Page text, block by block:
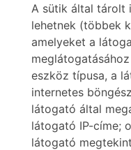
A sütik által tárolt
lehetnek (többek
amelyeket a
eszköz típusa, a
internetes
látogató által
látogató IP-címe;
látogató